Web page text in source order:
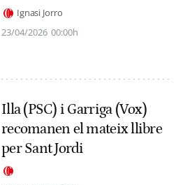
Ignasi Jorro
23/04/2026 00:00h
Illa (PSC) i Garriga (Vox)
recomanen el mateix llibre
per Sant Jordi